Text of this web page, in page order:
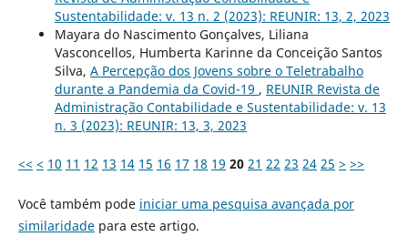
Sustentabilidade: v. 13 n. 2 (2023): REUNIR: 13, 2, 2023
Mayara do Nascimento Gonçalves, Liliana
Vasconcellos, Humberta Karinne da Conceição Santos
Silva, A Percepção dos Jovens sobre o Teletrabalho
durante a Pandemia da Covid-19 , REUNIR Revista de
Administração Contabilidade e Sustentabilidade: v. 13
n. 3 (2023): REUNIR: 13, 3, 2023
<< < 10 11 12 13 14 15 16 17 18 19 20 21 22 23 24 25 > >>
Você também pode iniciar uma pesquisa avançada por
similaridadepara este artigo.